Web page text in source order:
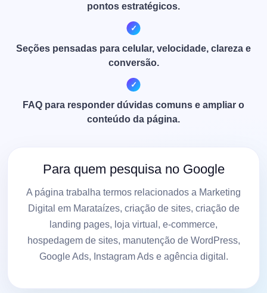
pontos estratégicos.
Seções pensadas para celular, velocidade, clareza e
conversão.
FAQ para responder dúvidas comuns e ampliar o
conteúdo da página.
Para quem pesquisa no Google
A página trabalha termos relacionados a Marketing
Digital em Marataízes, criação de sites, criação de
landing pages, loja virtual, e-commerce,
hospedagem de sites, manutenção de WordPress,
Google Ads, Instagram Ads e agência digital.